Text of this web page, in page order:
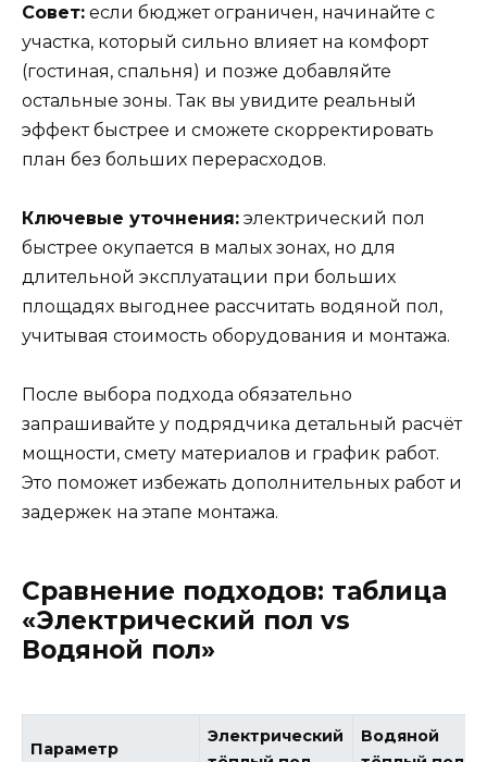
Совет: если бюджет ограничен, начинайте с
участка, который сильно влияет на комфорт
(гостиная, спальня) и позже добавляйте
остальные зоны. Так вы увидите реальный
эффект быстрее и сможете скорректировать
план без больших перерасходов.
Ключевые уточнения: электрический пол
быстрее окупается в малых зонах, но для
длительной эксплуатации при больших
площадях выгоднее рассчитать водяной пол,
учитывая стоимость оборудования и монтажа.
После выбора подхода обязательно
запрашивайте у подрядчика детальный расчёт
мощности, смету материалов и график работ.
Это поможет избежать дополнительных работ и
задержек на этапе монтажа.
Сравнение подходов: таблица
«Электрический пол vs
Водяной пол»
Параметр
Электрический
Водяной